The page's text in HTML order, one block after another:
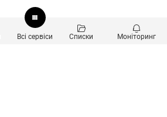
Всі сервіси Списки Моніторинг